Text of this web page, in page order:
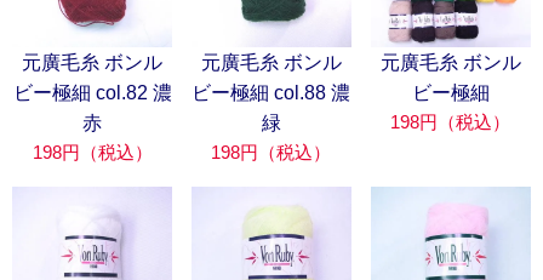
元廣毛糸 ボンル
ビー極細 col.82 濃
赤
198円（税込）
元廣毛糸 ボンル
ビー極細 col.88 濃
緑
198円（税込）
元廣毛糸 ボンル
ビー極細
198円（税込）